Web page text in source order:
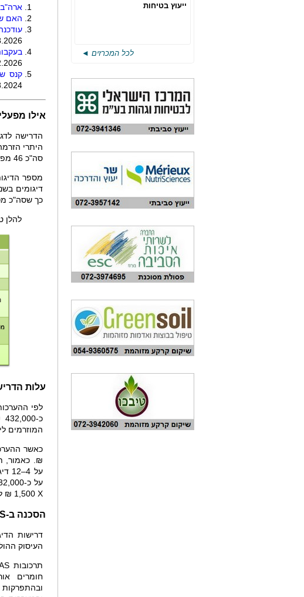
ייעוץ בטיחות
לכל המכרזים ◄
האם
קנס של 2.9 מיליון ₪ לאסדת לוויתן בגין הפרת
אילו
הדרישה
היתרי
סה"כ 46 מפעלים בישראל בעלי היתר הזרמה לים).
דיגומים
כך שסה"כ
להלן
עלות
לפי
כ-432,000 ₪ בשנה לכלל המפעלים הנדרשים לדיגום
המוזרמים
כאשר
₪. כאמור,
על כ-432,000 ₪ בשנה, ולא יותר מ-18,000 בשנה למפעל (12 דיגומים בשנה
X
הסכנה ב-
דרישות
העיסוק
תרכובות
חומרים